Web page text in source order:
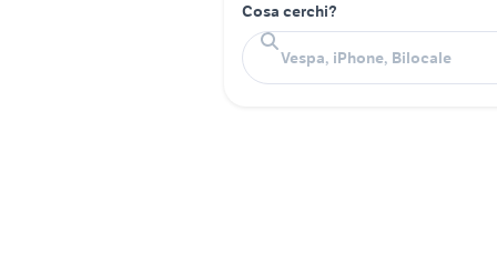
Cosa cerchi?